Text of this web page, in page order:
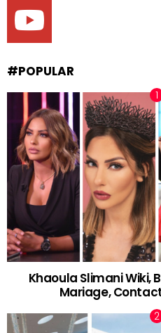
#POPULAR
Khaoula Slimani Wiki,
Mariage,